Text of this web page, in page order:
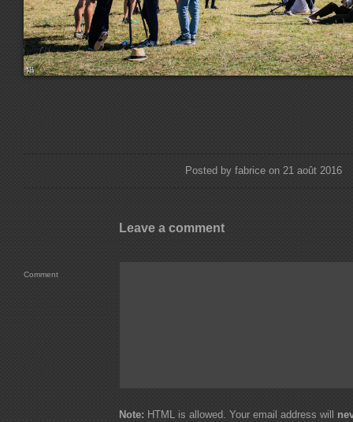
Posted by fabrice on 21 août 2016
Leave a comment
Comment
Note: HTML is allowed. Your email address will